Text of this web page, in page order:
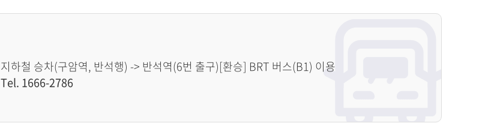
지하철 승차(구암역, 반석행) -> 반석역(6번 출구)[환승] BRT 버스(B1) 이용
Tel. 1666-2786